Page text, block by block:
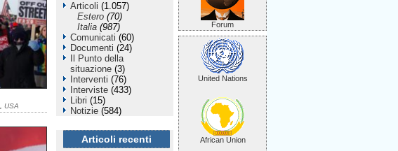
USA
Articoli (1.057)
Estero (70)
Italia (987)
Comunicati (60)
Documenti (24)
Il Punto della
situazione (3)
Interventi (76)
Interviste (433)
Libri (15)
Notizie (584)
Articoli recenti
Forum
United Nations
African Union